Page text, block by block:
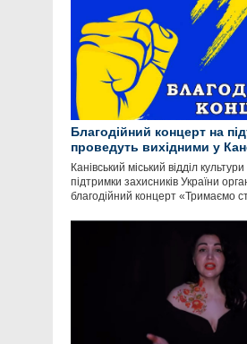
Благодійний концерт на
проведуть вихідними у
Канівський міський відділ
підтримки захисників України
благодійний концерт «Тримаємо